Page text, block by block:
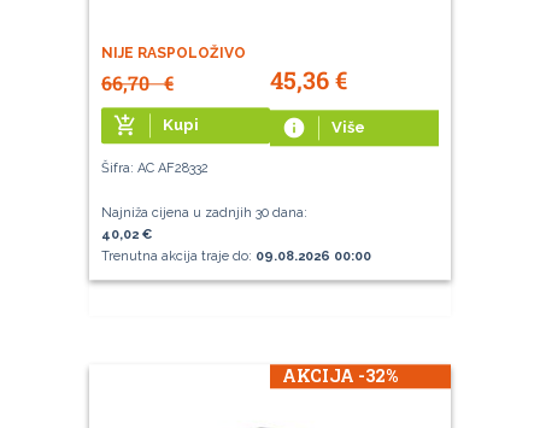
NIJE RASPOLOŽIVO
66,70€ 45,36€
add_shopping_cart Kupi info Više
Šifra: AC AF28332
Najniža cijena u zadnjih 30 dana:
40,02 €
Trenutna akcija traje do: 09.08.2026 00:00
AKCIJA -32%